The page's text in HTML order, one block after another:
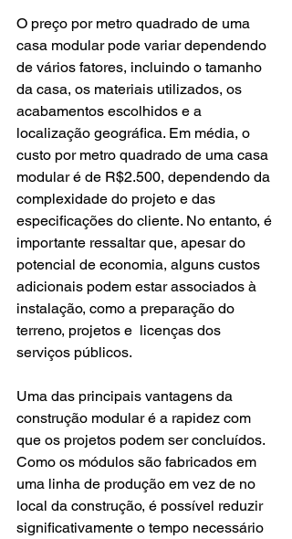
O preço por metro quadrado de uma
casa modular pode variar dependendo
de vários fatores, incluindo o tamanho
da casa, os materiais utilizados, os
acabamentos escolhidos e a
localização geográfica. Em média, o
custo por metro quadrado de uma casa
modular é de R$2.500, dependendo da
complexidade do projeto e das
especificações do cliente. No entanto, é
importante ressaltar que, apesar do
potencial de economia, alguns custos
adicionais podem estar associados à
instalação, como a preparação do
terreno, projetos e  licenças dos
serviços públicos.
Uma das principais vantagens da
construção modular é a rapidez com
que os projetos podem ser concluídos.
Como os módulos são fabricados em
uma linha de produção em vez de no
local da construção, é possível reduzir
significativamente o tempo necessário